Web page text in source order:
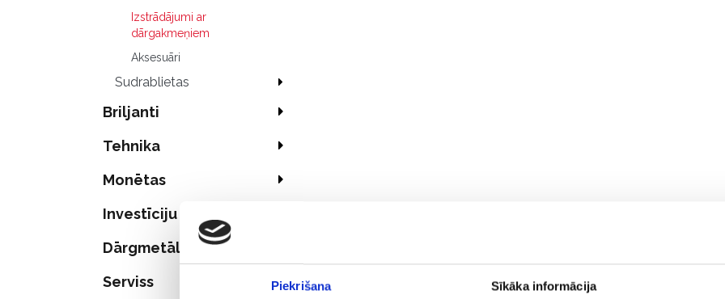
Piekrišana Sīkāka informācija
Izstrādājumi ar
dārgakmeņiem
Aksesuāri
Sudrablietas
Briljanti
Tehnika
Monētas
Investīciju zelts
Dārgmetāli
Serviss